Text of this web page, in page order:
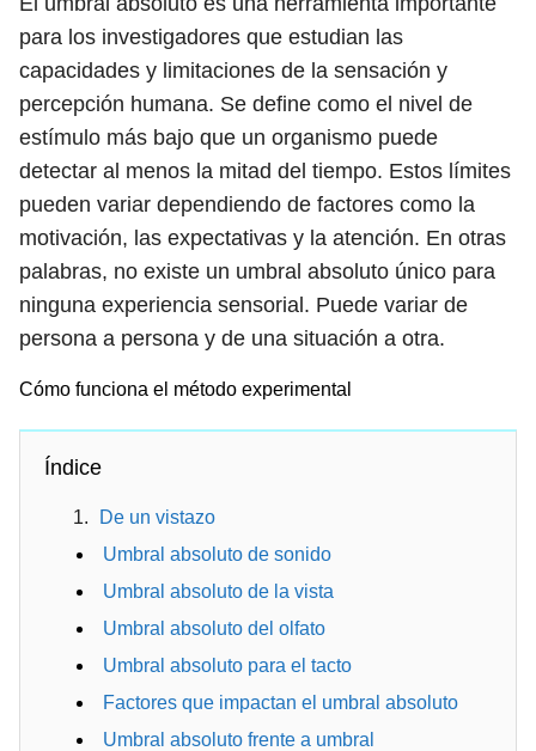
para los investigadores que estudian las
capacidades y limitaciones de la sensación y
percepción humana. Se define como el nivel de
estímulo más bajo que un organismo puede
detectar al menos la mitad del tiempo. Estos límites
pueden variar dependiendo de factores como la
motivación, las expectativas y la atención. En otras
palabras, no existe un umbral absoluto único para
ninguna experiencia sensorial. Puede variar de
persona a persona y de una situación a otra.
Cómo funciona el método experimental
Índice
De un vistazo
Umbral absoluto de sonido
Umbral absoluto de la vista
Umbral absoluto del olfato
Umbral absoluto para el tacto
Factores que impactan el umbral absoluto
Umbral absoluto frente a umbral